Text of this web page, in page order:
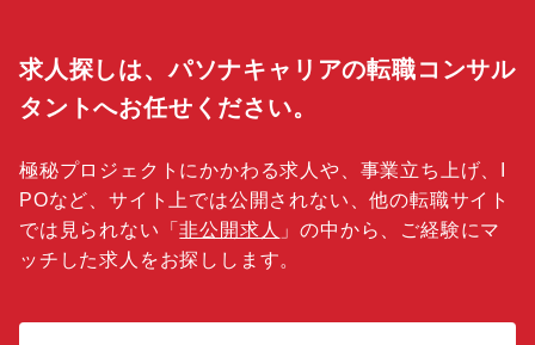
求人探しは、パソナキャリアの転職コンサル
タントへお任せください。
極秘プロジェクトにかかわる求人や、事業立ち上げ、I
POなど、サイト上では公開されない、他の転職サイト
では見られない「非公開求人 」の中から、ご経験にマ
ッチした求人をお探しします。